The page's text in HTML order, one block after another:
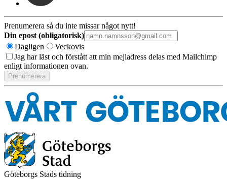
Prenumerera så du inte missar något nytt!
Din epost (obligatorisk)
Dagligen
Veckovis
Jag har läst och förstått att min mejladress delas med Mailchimp
enligt informationen ovan.
Göteborgs Stads tidning